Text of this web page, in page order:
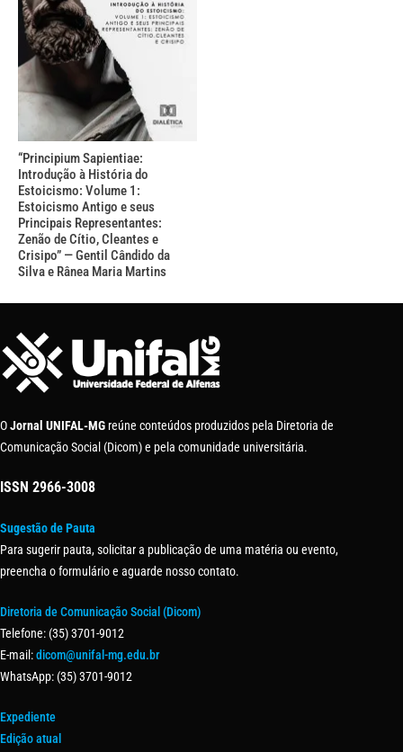
“Principium Sapientiae:
Introdução à História do
Estoicismo: Volume 1:
Estoicismo Antigo e seus
Principais Representantes:
Zenão de Cítio, Cleantes e
Crisipo” — Gentil Cândido da
Silva e Rânea Maria Martins
OJornal UNIFAL-MG reúne conteúdos produzidos pela Diretoria de
Comunicação Social (Dicom) e pela comunidade universitária.
ISSN 2966-3008
Sugestão de Pauta
Para sugerir pauta, solicitar a publicação de uma matéria ou evento,
preencha o formulário e aguarde nosso contato.
Diretoria de Comunicação Social (Dicom)
Telefone: (35) 3701-9012
E-mail:dicom@unifal-mg.edu.br
WhatsApp: (35) 3701-9012
Expediente
Edição atual